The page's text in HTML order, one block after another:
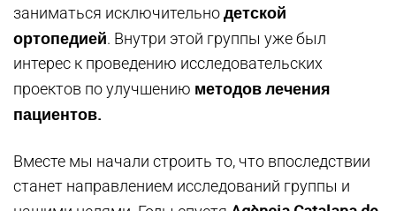
заниматься исключительнодетской
ортопедией. Внутри этой группы уже был
интерес к проведению исследовательских
проектов по улучшению методов лечения
пациентов.
Вместе мы начали строить то, что впоследствии
станет направлением исследований группы и